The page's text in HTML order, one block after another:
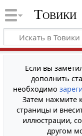
Товики
Если вы
дополнить
необходимо
Затем нажмите
страницы и
иллюстрации,
другом